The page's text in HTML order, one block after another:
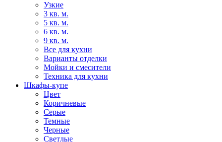
Узкие
3 кв. м.
5 кв. м.
6 кв. м.
9 кв. м.
Все для кухни
Варианты отделки
Мойки и смесители
Техника для кухни
Шкафы-купе
Цвет
Коричневые
Серые
Темные
Черные
Светлые